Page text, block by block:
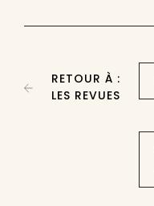
RETOUR À :
LES REVUES